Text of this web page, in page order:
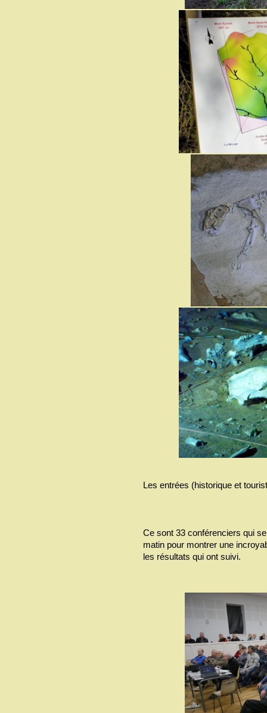
Les entrées (historique et
Ce sont 33 conférenciers qui
matin pour montrer une
les résultats qui ont suivi.